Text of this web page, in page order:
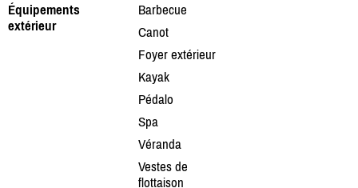
Équipements
extérieur
Barbecue
Canot
Foyer extérieur
Kayak
Pédalo
Spa
Véranda
Vestes de
flottaison